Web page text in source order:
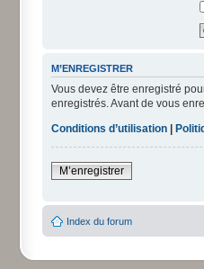
M’ENREGISTRER
Vous devez être enregistré
enregistrés. Avant de vous
Conditions d’utilisation
M’enregistrer
Index du forum